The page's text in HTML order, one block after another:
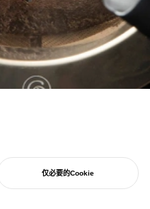
精品咖啡专用的专业工具品牌。致力于可持续
咖啡文化的发展。仅必要的Cookie